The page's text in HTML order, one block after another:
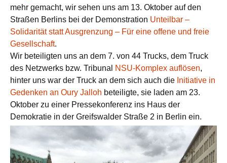
mehr gemacht, wir sehen uns am 13. Oktober auf den
Straßen Berlins bei der Demonstration Unteilbar –
Solidarität statt Ausgrenzung – Für eine offene und freie
Gesellschaft.
Wir beteiligten uns an dem 7. von 44 Trucks, dem Truck
des Netzwerks bzw. Tribunal
NSU-Komplex auflösen,
hinter uns war der Truck an dem sich auch die Initiative in
Gedenken an Oury Jalloh beteiligte, sie laden am 23.
Oktober zu einer Pressekonferenz ins Haus der
Demokratie in der Greifswalder Straße 2 in Berlin ein.